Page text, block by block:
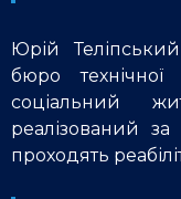
Юрій
бюро технічної
соціальний
реалізований
проходять